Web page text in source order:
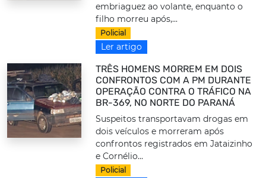
embriaguez ao volante, enquanto o
filho morreu após,...
Policial
Ler artigo
TRÊS HOMENS MORREM EM DOIS
CONFRONTOS COM A PM DURANTE
OPERAÇÃO CONTRA O TRÁFICO NA
BR-369, NO NORTE DO PARANÁ
Suspeitos transportavam drogas em
dois veículos e morreram após
confrontos registrados em Jataizinho
e Cornélio...
Policial